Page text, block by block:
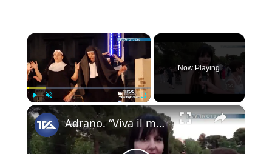
×
Play Unmute Fullscreen
Now Playing
×
Adrano. “Viva il musical”. Alla villa comunale protagonisti gli alunni della scuola media Mazzini